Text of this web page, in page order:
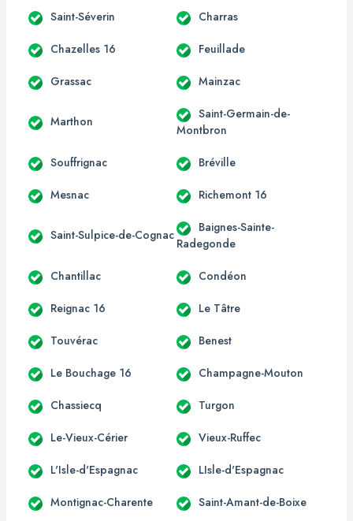
Saint-Séverin Charras
Chazelles 16 Feuillade
Grassac Mainzac
Marthon
Saint-Germain-de-
Montbron
Souffrignac Bréville
Mesnac Richemont 16
Saint-Sulpice-de-Cognac
Baignes-Sainte-
Radegonde
Chantillac Condéon
Reignac 16 Le Tâtre
Touvérac Benest
Le Bouchage 16 Champagne-Mouton
Chassiecq Turgon
Le-Vieux-Cérier Vieux-Ruffec
L'Isle-d'Espagnac LIsle-d'Espagnac
Montignac-Charente Saint-Amant-de-Boixe